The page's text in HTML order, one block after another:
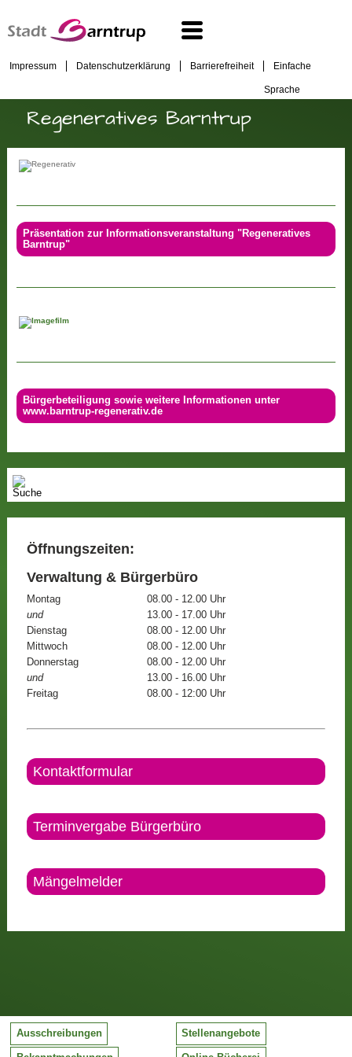
Impressum Datenschutzerklärung Barrierefreiheit Einfache
Sprache
Regeneratives Barntrup
Präsentation zur Informationsveranstaltung "Regeneratives
Barntrup"
Bürgerbeteiligung sowie weitere Informationen unter
www.barntrup-regenerativ.de
Öffnungszeiten:
Verwaltung & Bürgerbüro
Montag
08.00 - 12.00 Uhr
und
13.00 - 17.00 Uhr
Dienstag
08.00 - 12.00 Uhr
Mittwoch
08.00 - 12.00 Uhr
Donnerstag
08.00 - 12.00 Uhr
und
13.00 - 16.00 Uhr
Freitag
08.00 - 12:00 Uhr
Kontaktformular
Terminvergabe Bürgerbüro
Mängelmelder
Ausschreibungen Stellenangebote